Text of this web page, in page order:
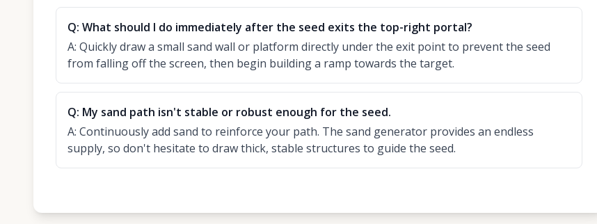
Q: What should I do immediately after the seed exits the top-right portal?
A: Quickly draw a small sand wall or platform directly under the exit point to prevent the seed
from falling off the screen, then begin building a ramp towards the target.
Q: My sand path isn't stable or robust enough for the seed.
A: Continuously add sand to reinforce your path. The sand generator provides an endless
supply, so don't hesitate to draw thick, stable structures to guide the seed.